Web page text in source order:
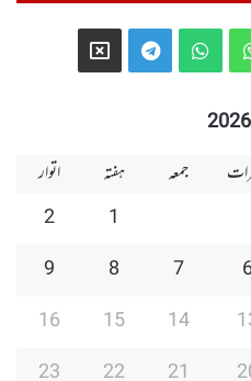
WhatsApp
WhatsApp
Telegram
X
جمعہ ہفتہ
اتوار
1
2
7
8
9
14
15
16
21
22
23